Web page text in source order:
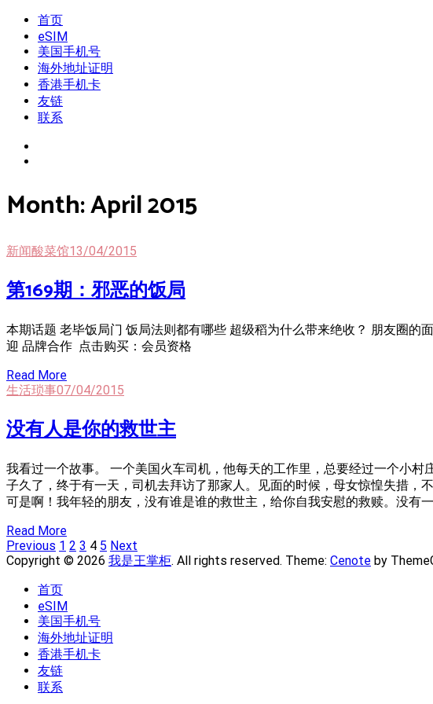
Skip
content
我是王掌柜
新闻酸菜馆|极客电台|自媒体联盟
首页
eSIM
美国手机号
海外地址证明
香港手机卡
友链
联系
Month:April 2015
新闻酸菜馆13/04/2015
第169期：邪恶的饭局
本期话题 老毕饭局门 饭局法则都有哪些 超级稻为什么带来绝收？ 朋友圈
迎 品牌合作 点击购买：会员资格
Read More
生活琐事07/04/2015
没有人是你的救世主
我看过一个故事。 一个美国火车司机，他每天的工作里，总要经过一个小
子久了，终于有一天，司机去拜访了那家人。见面的时候，母女惊惶失措，
可是啊！我年轻的朋友，没有谁是谁的救世主，给你自我安慰的救赎。没有
Read More
Posts
Navigation
Previous Page
1 Page
2 Page
3 Page
4 Page
5 Next
Copyright © 2026 我是王掌柜. All rights reserved. Theme: Cenote by
首页
eSIM
美国手机号
海外地址证明
香港手机卡
友链
联系